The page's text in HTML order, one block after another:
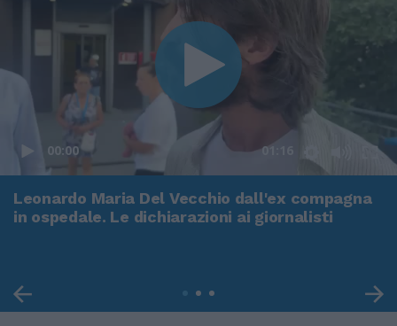
00:00 01:16
Leonardo Maria Del Vecchio dall'ex compagna
in ospedale. Le dichiarazioni ai giornalisti